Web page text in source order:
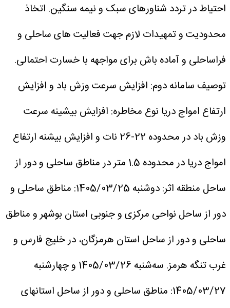
احتیاط در تردد شناورهای سبک و نیمه سنگین. اتخاذ
محدودیت و تمهیدات لازم جهت فعالیت های ساحلی و
فراساحلی و آماده باش برای مواجهه با خسارت احتمالی.
توصیف سامانه دوم: افزایش سرعت وزش باد و افزایش
ارتفاع امواج دریا نوع مخاطره: افزایش بیشینه سرعت
وزش باد در محدوده 22-26 نات و افزایش بیشنه ارتفاع
امواج دریا در محدوده 1.5 متر در مناطق ساحلی و دور از
ساحل منطقه اثر:
دوشنبه 1405/03/25: مناطق ساحلی و
دور از ساحل نواحی مرکزی و جنوبی استان بوشهر و مناطق
ساحلی و دور از ساحل استان هرمزگان، در خلیج فارس و
غرب تنگه هرمز.
سه‌شنبه 1405/03/26 و چهارشنبه
1405/03/27: مناطق ساحلی و دور از ساحل استانهای